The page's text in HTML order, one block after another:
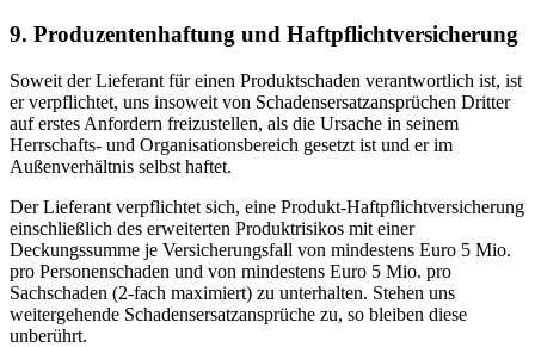
9. Produzentenhaftung und Haftpflichtversicherung
Soweit der Lieferant für einen Produktschaden verantwortlich ist, ist
er verpflichtet, uns insoweit von Schadensersatzansprüchen Dritter
auf erstes Anfordern freizustellen, als die Ursache in seinem
Herrschafts- und Organisationsbereich gesetzt ist und er im
Außenverhältnis selbst haftet.
Der Lieferant verpflichtet sich, eine Produkt-Haftpflichtversicherung
einschließlich des erweiterten Produktrisikos mit einer
Deckungssumme je Versicherungsfall von mindestens Euro 5 Mio.
pro Personenschaden und von mindestens Euro 5 Mio. pro
Sachschaden (2-fach maximiert) zu unterhalten. Stehen uns
weitergehende Schadensersatzansprüche zu, so bleiben diese
unberührt.